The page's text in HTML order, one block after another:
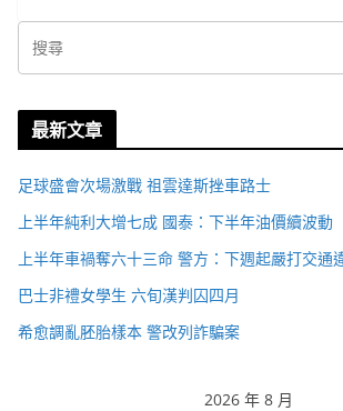
最新文章
足球盛會次場激戰 祖雲達斯挫車路士
上半年純利大增七成 國泰：下半年油價續波動
上半年車禍奪六十三命 警方：下週起嚴打交通
巴士非禮女學生 六旬漢判囚四月
希愈調亂胚胎樣本 警改列詐騙案
2026 年 8 月